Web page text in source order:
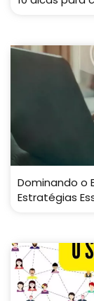
Dominando o
Estratégias